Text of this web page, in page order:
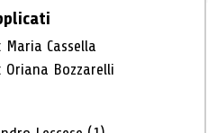
Cassella
Oriana Bozzarelli